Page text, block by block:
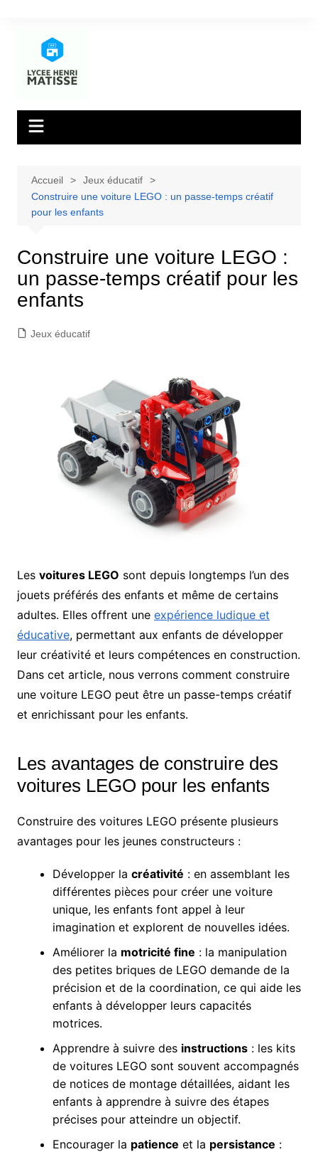
Accueil
Jeux éducatif
Construire une voiture LEGO : un passe-temps créatif
pour les enfants
Construire une voiture LEGO :
un passe-temps créatif pour les
enfants
Jeux éducatif
Les voitures LEGO sont depuis longtemps l’un des
jouets préférés des enfants et même de certains
adultes. Elles offrent une expérience ludique et
éducative, permettant aux enfants de développer
leur créativité et leurs compétences en construction.
Dans cet article, nous verrons comment construire
une voiture LEGO peut être un passe-temps créatif
et enrichissant pour les enfants.
Les avantages de construire des
voitures LEGO pour les enfants
Construire des voitures LEGO présente plusieurs
avantages pour les jeunes constructeurs :
Développer la créativité : en assemblant les
différentes pièces pour créer une voiture
unique, les enfants font appel à leur
imagination et explorent de nouvelles idées.
Améliorer la motricité fine : la manipulation
des petites briques de LEGO demande de la
précision et de la coordination, ce qui aide les
enfants à développer leurs capacités
motrices.
Apprendre à suivre des instructions: les kits
de voitures LEGO sont souvent accompagnés
de notices de montage détaillées, aidant les
enfants à apprendre à suivre des étapes
précises pour atteindre un objectif.
Encourager la patience et la persistance :